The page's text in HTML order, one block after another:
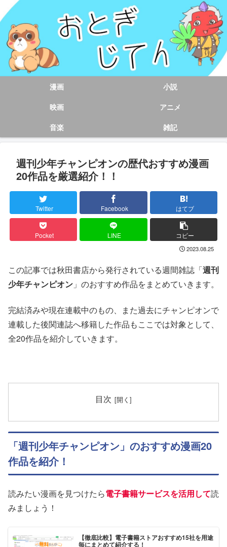
漫画
小説
映画
アニメ
音楽
雑記
週刊少年チャンピオンの歴代おすすめ漫画
20作品を厳選紹介！！
Twitter Facebook はてブ
Pocket LINE コピー
2023.08.25
この記事では秋田書店から発行されている週間雑誌「週刊
少年チャンピオン 」のおすすめ作品をまとめていきます。
完結済みや現在連載中のもの、また過去にチャンピオンで
連載した後関連誌へ移籍した作品もここでは対象として、
全20作品を紹介していきます。
目次
「週刊少年チャンピオン」のおすすめ漫画20
作品を紹介！
読みたい漫画を見つけたら電子書籍サービスを活用して読
みましょう！
【徹底比較】電子書籍ストアおすすめ15社を用途
毎にまとめて紹介する！